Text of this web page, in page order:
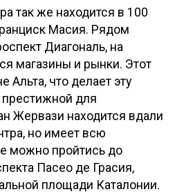
так же находится в 100
Масия. Рядом
Диагональ, на
магазины и рынки. Этот
Альта, что делает эту
для
Жервази находится вдали
но имеет всю
можно пройтись до
Пасео де Грасия,
площади Каталонии.